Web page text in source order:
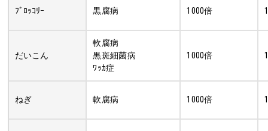
ﾌﾞﾛｯｺﾘｰ 黒腐病 1000倍
だいこん
軟腐病
黒斑細菌病
ﾜｯｶ症
1000倍
ねぎ 軟腐病 1000倍